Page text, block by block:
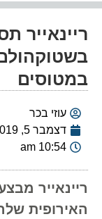
ריינאייר
במטוסים
עוזי בכר
דצמבר 5, 2019
10:54 am
ריינאייר
האירופית